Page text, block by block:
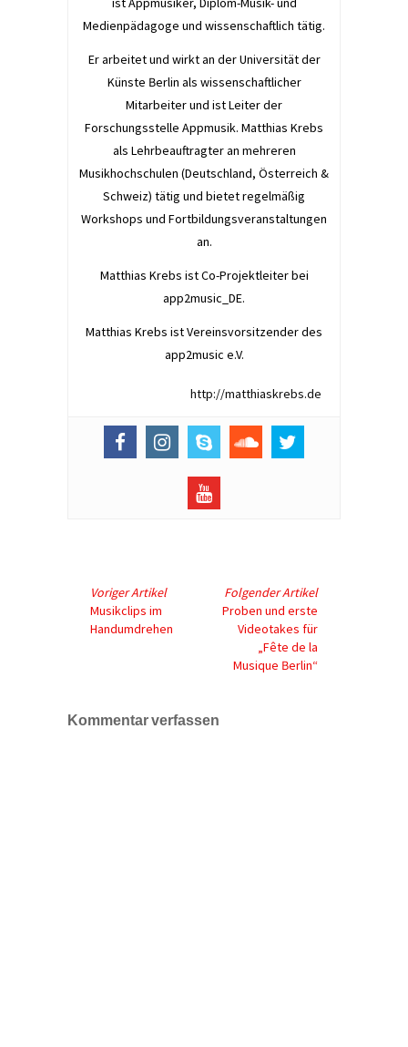
Medienpädagoge und wissenschaftlich tätig.
Er arbeitet und wirkt an der Universität der
Künste Berlin als wissenschaftlicher
Mitarbeiter und ist Leiter der
Forschungsstelle Appmusik. Matthias Krebs
als Lehrbeauftragter an mehreren
Musikhochschulen (Deutschland, Österreich &
Schweiz) tätig und bietet regelmäßig
Workshops und Fortbildungsveranstaltungen
an.
Matthias Krebs ist Co-Projektleiter bei
app2music_DE.
Matthias Krebs ist Vereinsvorsitzender des
app2music e.V.
http://matthiaskrebs.de
Voriger Artikel
Musikclips im
Handumdrehen
Folgender Artikel
Proben und erste
Videotakes für
„Fête de la
Musique Berlin“
Kommentar verfassen